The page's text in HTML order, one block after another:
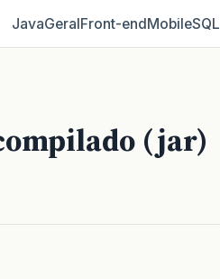
JavaGeralFront‑endMobileSQL
(jar)